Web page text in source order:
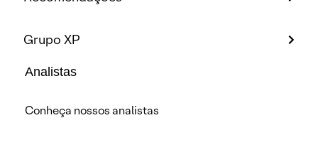
Grupo XP
Analistas
Conheça nossos analistas